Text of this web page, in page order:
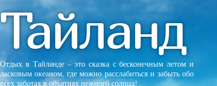
Тайланд
Отдых в Тайланде – это сказка с бесконечным летом и
ласковым океаном, где можно расслабиться и забыть обо
всех заботах в объятиях нежного солнца!